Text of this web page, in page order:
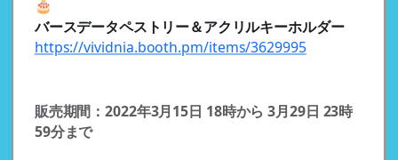
🎂
バースデータペストリー＆アクリルキーホルダー
https://vividnia.booth.pm/items/3629995
販売期間：2022年3月15日 18時から 3月29日 23時
59分まで